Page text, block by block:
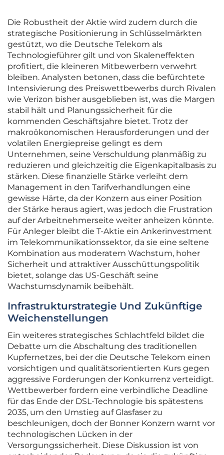
Die Robustheit der Aktie wird zudem durch die
strategische Positionierung in Schlüsselmärkten
gestützt, wo die Deutsche Telekom als
Technologieführer gilt und von Skaleneffekten
profitiert, die kleineren Mitbewerbern verwehrt
bleiben. Analysten betonen, dass die befürchtete
Intensivierung des Preiswettbewerbs durch Rivalen
wie Verizon bisher ausgeblieben ist, was die Margen
stabil hält und Planungssicherheit für die
kommenden Geschäftsjahre bietet. Trotz der
makroökonomischen Herausforderungen und der
volatilen Energiepreise gelingt es dem
Unternehmen, seine Verschuldung planmäßig zu
reduzieren und gleichzeitig die Eigenkapitalbasis zu
stärken. Diese finanzielle Stärke verleiht dem
Management in den Tarifverhandlungen eine
gewisse Härte, da der Konzern aus einer Position
der Stärke heraus agiert, was jedoch die Frustration
auf der Arbeitnehmerseite weiter anheizen könnte.
Für Anleger bleibt die T-Aktie ein Ankerinvestment
im Telekommunikationssektor, da sie eine seltene
Kombination aus moderatem Wachstum, hoher
Sicherheit und attraktiver Ausschüttungspolitik
bietet, solange das US-Geschäft seine
Wachstumsdynamik beibehält.
Infrastrukturstrategie Und Zukünftige
Weichenstellungen
Ein weiteres strategisches Schlachtfeld bildet die
Debatte um die Abschaltung des traditionellen
Kupfernetzes, bei der die Deutsche Telekom einen
vorsichtigen und qualitätsorientierten Kurs gegen
aggressive Forderungen der Konkurrenz verteidigt.
Wettbewerber fordern eine verbindliche Deadline
für das Ende der DSL-Technologie bis spätestens
2035, um den Umstieg auf Glasfaser zu
beschleunigen, doch der Bonner Konzern warnt vor
technologischen Lücken in der
Versorgungssicherheit. Diese Diskussion ist von